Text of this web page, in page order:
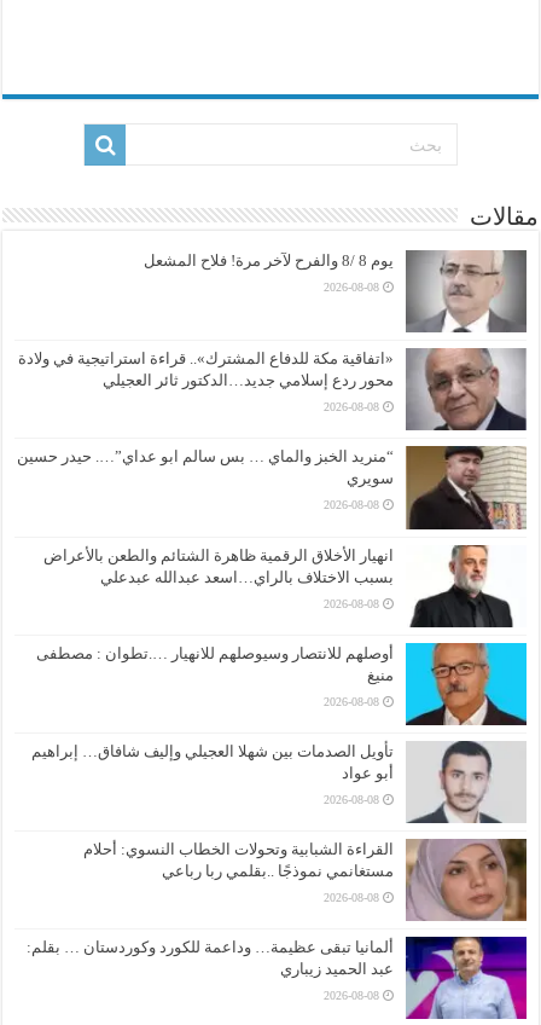
مقالات
يوم 8 /8 والفرح لآخر مرة! فلاح المشعل
2026-08-08
«اتفاقية مكة للدفاع المشترك».. قراءة استراتيجية في ولادة
محور ردع إسلامي جديد…الدكتور ثائر العجيلي
2026-08-08
“منريد الخبز والماي … بس سالم ابو عداي”…. حيدر حسين
سويري
2026-08-08
انهيار الأخلاق الرقمية ظاهرة الشتائم والطعن بالأعراض
بسبب الاختلاف بالراي…اسعد عبدالله عبدعلي
2026-08-08
أوصلهم للانتصار وسيوصلهم للانهيار ….تطوان : مصطفى
منيغ
2026-08-08
تأويل الصدمات بين شهلا العجيلي وإليف شافاق… إبراهيم
أبو عواد
2026-08-08
القراءة الشبابية وتحولات الخطاب النسوي: أحلام
مستغانمي نموذجًا ..بقلمي ربا رباعي
2026-08-08
ألمانيا تبقى عظيمة… وداعمة للكورد وكوردستان … بقلم:
عبد الحميد زيباري
2026-08-08